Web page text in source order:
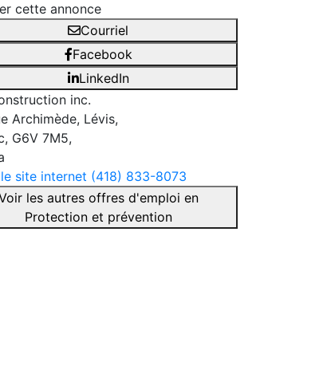
cette annonce
Courriel
Facebook
LinkedIn
inc.
Archimède, Lévis,
G6V 7M5,
site internet (418) 833-8073
les autres offres d'emploi en
Protection et prévention